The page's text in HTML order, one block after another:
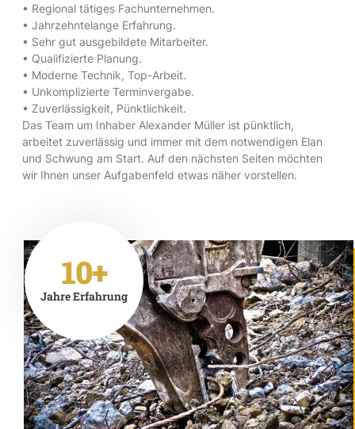
• Regional tätiges Fachunternehmen.
• Jahrzehntelange Erfahrung.
• Sehr gut ausgebildete Mitarbeiter.
• Qualifizierte Planung.
• Moderne Technik, Top-Arbeit.
• Unkomplizierte Terminvergabe.
• Zuverlässigkeit, Pünktlichkeit.
Das Team um Inhaber Alexander Müller ist pünktlich,
arbeitet zuverlässig und immer mit dem notwendigen Elan
und Schwung am Start. Auf den nächsten Seiten möchten
wir Ihnen unser Aufgabenfeld etwas näher vorstellen.
10+
Jahre Erfahrung